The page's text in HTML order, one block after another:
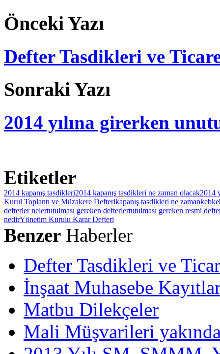
Önceki Yazı
Defter Tasdikleri ve
Sonraki Yazı
2014 yılına girerken
Etiketler
2014 kapanış tasdikleri2014 kapanış tasdikleri ne zaman olacak2014
Kurul Toplantı ve Müzakere Defterikapanış tasdikleri ne zamankeb
defterler nelertutulması gereken defterlertutulması gereken resmi
nedirYönetim Kurulu Karar Defteri
Benzer Haberler
Defter Tasdikleri ve
İnşaat Muhasebe
Matbu Dilekçeler
Mali Müşvarileri